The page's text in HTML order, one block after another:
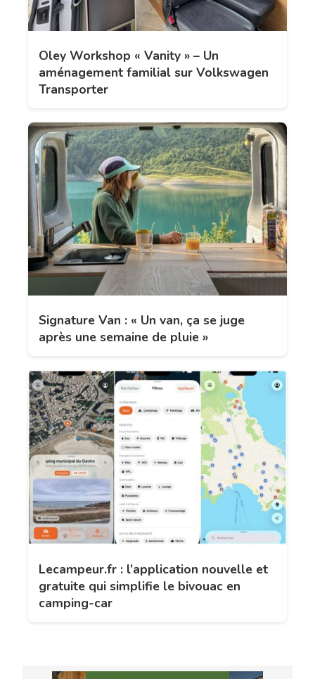
Oley Workshop « Vanity » – Un
aménagement familial sur Volkswagen
Transporter
Signature Van : « Un van, ça se juge
après une semaine de pluie »
Lecampeur.fr : l’application nouvelle et
gratuite qui simplifie le bivouac en
camping-car